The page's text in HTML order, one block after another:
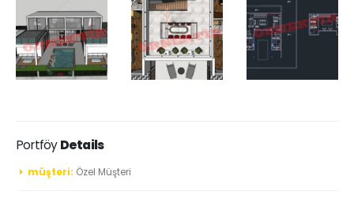
PortföyDetails
müşteri: Özel Müşteri